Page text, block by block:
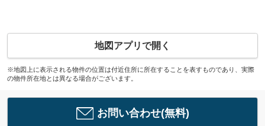
地図アプリで開く
※地図上に表示される物件の位置は付近住所に所在することを表すものであり、実際
の物件所在地とは異なる場合がございます。
お問い合わせ(無料)